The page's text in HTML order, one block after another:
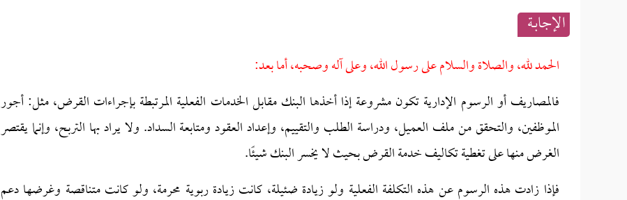
الإجابــة
الحمد لله، والصلاة والسلام على رسول الله، وعلى آله وصحبه، أما بعد:
فالمصاريف أو الرسوم الإدارية تكون مشروعة إذا أخذها البنك مقابل الخدمات الفعلية المرتبطة بإجراءات القرض، مثل: أجور
الموظفين، والتحقق من ملف العميل، ودراسة الطلب والتقييم، وإعداد العقود ومتابعة السداد. ولا يراد بها التربح، وإنما يقتصر
الغرض منها على تغطية تكاليف خدمة القرض بحيث لا يخسر البنك شيئًا.
فإذا زادت هذه الرسوم عن هذه التكلفة الفعلية ولو زيادة ضئيلة، كانت زيادة ربوية محرمة، ولو كانت متناقصة وغرضها دعم